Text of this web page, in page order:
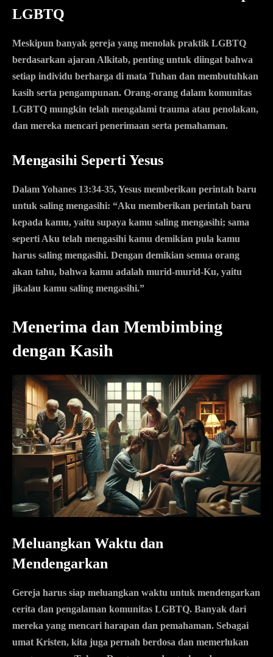
LGBTQ
Meskipun banyak gereja yang menolak praktik LGBTQ
berdasarkan ajaran Alkitab, penting untuk diingat bahwa
setiap individu berharga di mata Tuhan dan membutuhkan
kasih serta pengampunan. Orang-orang dalam komunitas
LGBTQ mungkin telah mengalami trauma atau penolakan,
dan mereka mencari penerimaan serta pemahaman.
Mengasihi Seperti Yesus
Dalam Yohanes 13:34-35, Yesus memberikan perintah baru
untuk saling mengasihi: “Aku memberikan perintah baru
kepada kamu, yaitu supaya kamu saling mengasihi; sama
seperti Aku telah mengasihi kamu demikian pula kamu
harus saling mengasihi. Dengan demikian semua orang
akan tahu, bahwa kamu adalah murid-murid-Ku, yaitu
jikalau kamu saling mengasihi.”
Menerima dan Membimbing
dengan Kasih
Meluangkan Waktu dan
Mendengarkan
Gereja harus siap meluangkan waktu untuk mendengarkan
cerita dan pengalaman komunitas LGBTQ. Banyak dari
mereka yang mencari harapan dan pemahaman. Sebagai
umat Kristen, kita juga pernah berdosa dan memerlukan